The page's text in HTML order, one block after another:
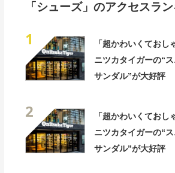
「シューズ」のアクセスラ
1
「超かわいくておし
ニツカタイガーの“
サンダル”が大好評
2
「超かわいくておし
ニツカタイガーの“
サンダル”が大好評